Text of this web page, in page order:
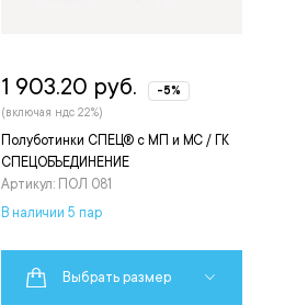
Полуботинки СПЕЦ® с МП и МС / ГК
СПЕЦОБЪЕДИНЕНИЕ
Артикул: ПОЛ 081
1 903.20 руб.
-5%
(включая ндс 22%)
В наличии 5 пар
Выбрать размер